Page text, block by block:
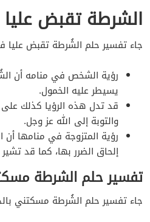
الشرطة تقبض
جاء تفسير حلم الشُرطة تقبض عليا
رؤية الشخص في منامه أن
يسيطر عليه الخمول.
قد تدل هذه الرؤيا كذلك على
والتوبة إلى الله عز وجل.
رؤية المتزوجة في منامها
إلحاق الضرر بها، كما قد
تفسير حلم الشرطة
جاء تفسير حلم الشُرطة مسكتني